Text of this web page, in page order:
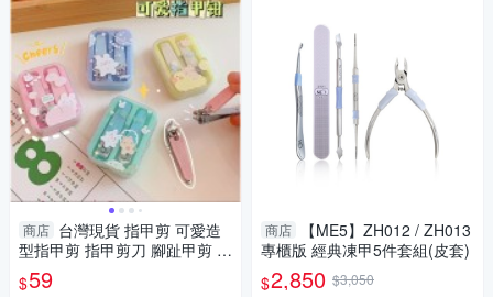
商店 台灣現貨 指甲剪 可愛造
型指甲剪 指甲剪刀 腳趾甲剪 美
甲工具 指甲剪兩件套
$59
商店
【ME5】ZH012 / ZH013
專櫃版 經典凍甲5件套組(皮套)
$2,850 $3,050